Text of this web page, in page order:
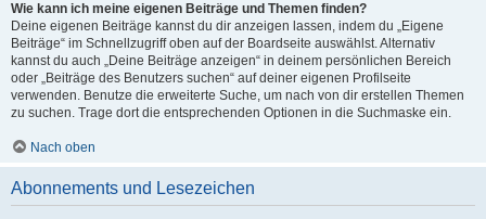
Wie kann ich meine eigenen Beiträge und Themen finden?
Deine eigenen Beiträge kannst du dir anzeigen lassen, indem du „Eigene
Beiträge“ im Schnellzugriff oben auf der Boardseite auswählst. Alternativ
kannst du auch „Deine Beiträge anzeigen“ in deinem persönlichen Bereich
oder „Beiträge des Benutzers suchen“ auf deiner eigenen Profilseite
verwenden. Benutze die erweiterte Suche, um nach von dir erstellen Themen
zu suchen. Trage dort die entsprechenden Optionen in die Suchmaske ein.
Nach oben
Abonnements und Lesezeichen